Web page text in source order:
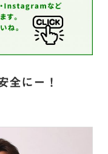
全にー！